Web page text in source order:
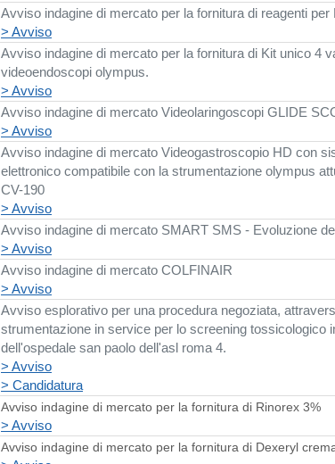
Avviso indagine di mercato per la fornitura di reagenti
> Avviso
Avviso indagine di mercato per la fornitura di Kit unico 4
videoendoscopi olympus.
> Avviso
Avviso indagine di mercato Videolaringoscopi GLIDE
> Avviso
Avviso indagine di mercato Videogastroscopio HD con
elettronico compatibile con la strumentazione olympus
CV-190
> Avviso
Avviso indagine di mercato SMART SMS - Evoluzione
> Avviso
Avviso indagine di mercato COLFINAIR
> Avviso
Avviso esplorativo per una procedura negoziata,
strumentazione in service per lo screening tossicologico
dell'ospedale san paolo dell'asl roma 4.
> Avviso
> Candidatura
Avviso indagine di mercato per la fornitura di Rinorex 3%
> Avviso
Avviso indagine di mercato per la fornitura di Dexeryl